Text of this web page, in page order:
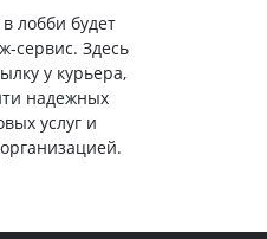
лобби будет
сервис. Здесь
у курьера,
надежных
услуг и